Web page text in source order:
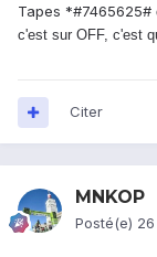
Tapes *#7465625#
c'est sur OFF, c'est
Citer
MNKOP
Posté(e)